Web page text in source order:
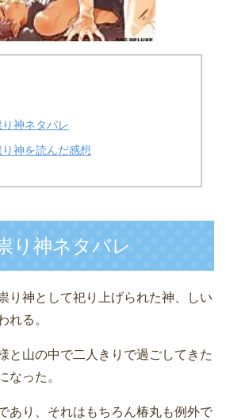
神ネタバレ
神を読んだ感想
り神ネタバレ
り神として祀り上げられた神、しい
れる。
と山の中で二人きりで過ごしてきた
なった。
あり、それはもちろん椿丸も例外で